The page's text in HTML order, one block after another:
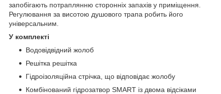
запобігають потраплянню сторонніх запахів у приміщення.
Регулювання за висотою душового трапа робить його
універсальним.
У комплекті
Водовідвідний жолоб
Решітка решітка
Гідроізоляційна стрічка, що відповідає жолобу
Комбінований гідрозатвор SMART із двома відсіками